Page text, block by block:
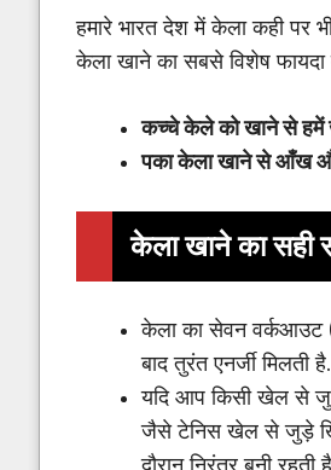
हमारे भारत देश में केला कही पर
केला खाने का सबसे विशेष फायदा
कच्चे केले को खाने से हमें
पका केला खाने से आँख और
केला खाने का सही
केला का सेवन वर्कआउट
बाद तुरंत एनर्जी मिलती है.
यदि आप किसी खेल से
जैसे टेनिस खेल से जुड़े
दौरान निरंतर बनी रहती